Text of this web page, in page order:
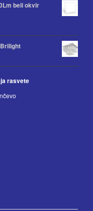
beli okvir
rasvete